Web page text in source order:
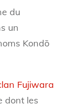
du
un
Kondō
Fujiwara
dont les